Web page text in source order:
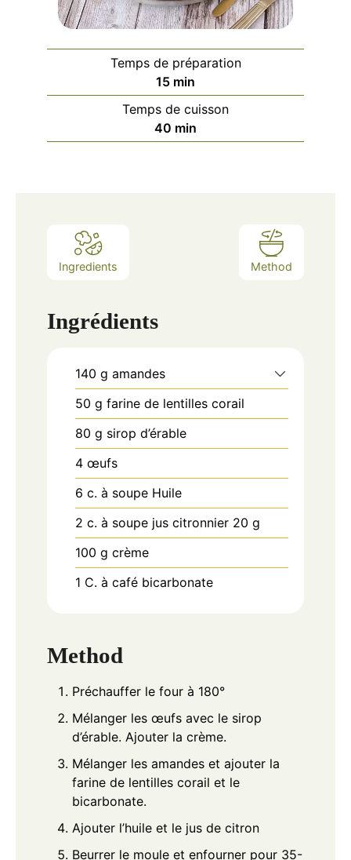
Temps de préparation
15minutes
min
Temps de cuisson
40 minutes
min
Ingredients Method
Ingrédients
140 g amandes
50 g farine de lentilles corail
80 g sirop d’érable
4 œufs
6 c. à soupe Huile
2 c. à soupe jus citronnier 20 g
100 g crème
1 C. à café bicarbonate
Method
Préchauffer le four à 180°
Mélanger les œufs avec le sirop
d’érable. Ajouter la crème.
Mélanger les amandes et ajouter la
farine de lentilles corail et le
bicarbonate.
Ajouter l’huile et le jus de citron
Beurrer le moule et enfourner pour 35-